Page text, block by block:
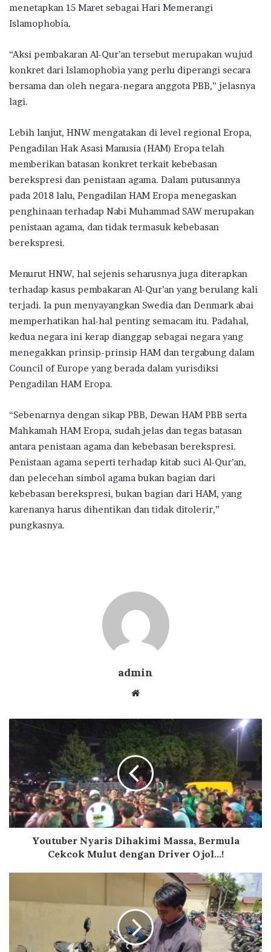
menetapkan 15 Maret sebagai Hari Memerangi
Islamophobia.
“Aksi pembakaran Al-Qur’an tersebut merupakan wujud
konkret dari Islamophobia yang perlu diperangi secara
bersama dan oleh negara-negara anggota PBB,” jelasnya
lagi.
Lebih lanjut, HNW mengatakan di level regional Eropa,
Pengadilan Hak Asasi Manusia (HAM) Eropa telah
memberikan batasan konkret terkait kebebasan
berekspresi dan penistaan agama. Dalam putusannya
pada 2018 lalu, Pengadilan HAM Eropa menegaskan
penghinaan terhadap Nabi Muhammad SAW merupakan
penistaan agama, dan tidak termasuk kebebasan
berekspresi.
Menurut HNW, hal sejenis seharusnya juga diterapkan
terhadap kasus pembakaran Al-Qur’an yang berulang kali
terjadi. Ia pun menyayangkan Swedia dan Denmark abai
memperhatikan hal-hal penting semacam itu. Padahal,
kedua negara ini kerap dianggap sebagai negara yang
menegakkan prinsip-prinsip HAM dan tergabung dalam
Council of Europe yang berada dalam yurisdiksi
Pengadilan HAM Eropa.
“Sebenarnya dengan sikap PBB, Dewan HAM PBB serta
Mahkamah HAM Eropa, sudah jelas dan tegas batasan
antara penistaan agama dan kebebasan berekspresi.
Penistaan agama seperti terhadap kitab suci Al-Qur’an,
dan pelecehan simbol agama bukan bagian dari
kebebasan berekspresi, bukan bagian dari HAM, yang
karenanya harus dihentikan dan tidak ditolerir,”
pungkasnya.
admin
Website
Youtuber Nyaris Dihakimi Massa, Bermula
Cekcok Mulut dengan Driver Ojol...!